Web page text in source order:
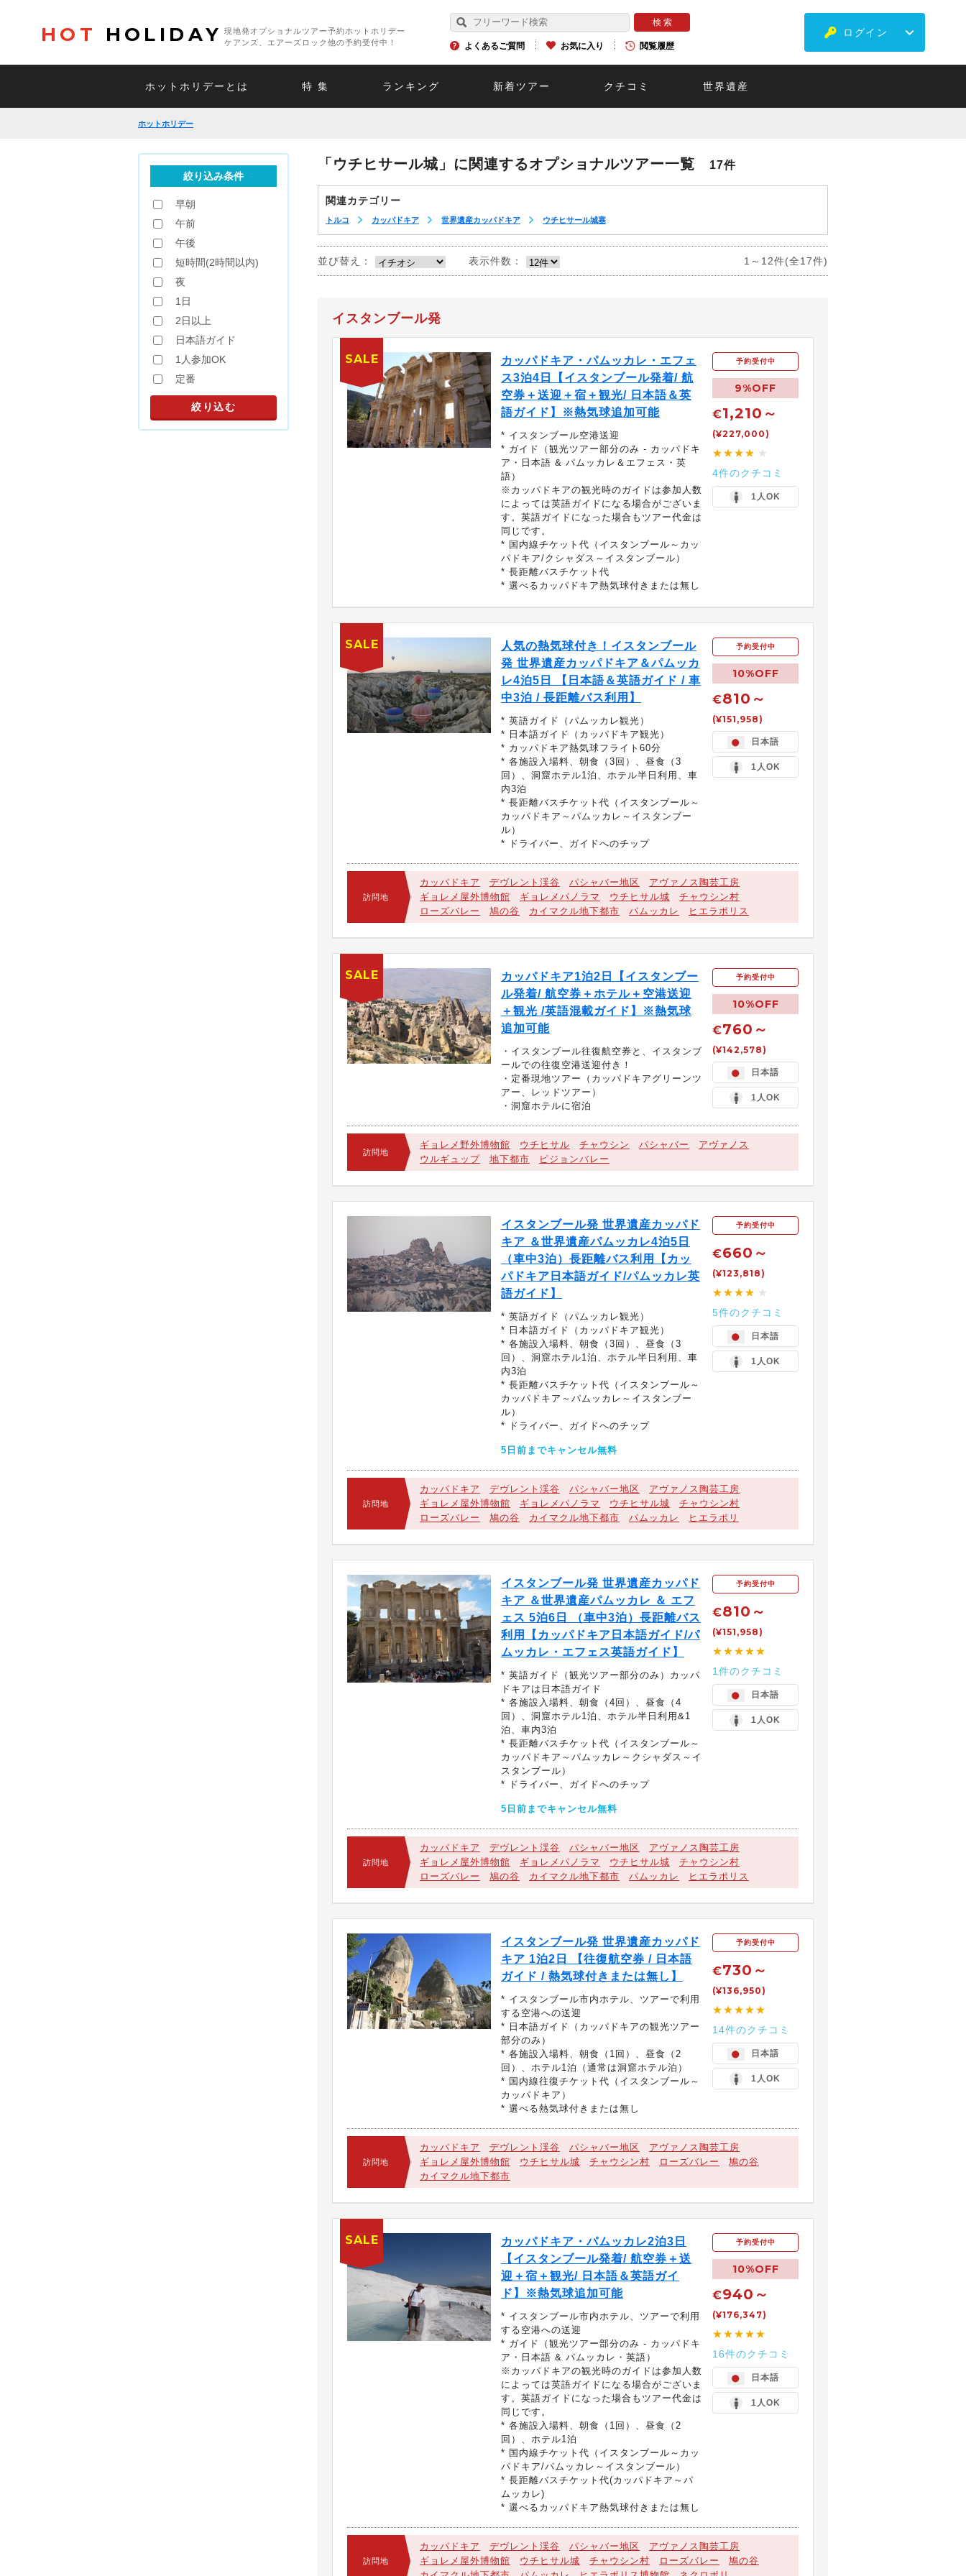
HOT HOLIDAY
現地発オプショナルツアー予約ホットホリデー
ケアンズ、エアーズロック他の予約受付中！
よくあるご質問 お気に入り 閲覧履歴
ログイン
ホットホリデーとは 特 集 ランキング 新着ツアー クチコミ 世界遺産
ホットホリデー
「ウチヒサール城」に関連するオプショナルツアー一覧 17件
関連カテゴリー
トルコ カッパドキア 世界遺産カッパドキア ウチヒサール城塞
並び替え： 表示件数： 1～12件(全17件)
イスタンブール発
カッパドキア・パムッカレ・エフェ
ス3泊4日【イスタンブール発着/ 航
空券＋送迎＋宿＋観光/ 日本語＆英
語ガイド】※熱気球追加可能
* イスタンブール空港送迎
* ガイド（観光ツアー部分のみ - カッパドキ
ア・日本語 & パムッカレ＆エフェス・英
語）
※カッパドキアの観光時のガイドは参加人数
によっては英語ガイドになる場合がございま
す。英語ガイドになった場合もツアー代金は
同じです。
* 国内線チケット代（イスタンブール～カッ
パドキア/クシャダス～イスタンブール）
* 長距離バスチケット代
* 選べるカッパドキア熱気球付きまたは無し
予約受付中
9%OFF
€1,210～
(¥227,000)
★★★★ ★
4件のクチコミ
1人OK
SALE
人気の熱気球付き！イスタンブール
発 世界遺産カッパドキア＆パムッカ
レ4泊5日 【日本語＆英語ガイド / 車
中3泊 / 長距離バス利用】
* 英語ガイド（パムッカレ観光）
* 日本語ガイド（カッパドキア観光）
* カッパドキア熱気球フライト60分
* 各施設入場料、朝食（3回）、昼食（3
回）、洞窟ホテル1泊、ホテル半日利用、車
内3泊
* 長距離バスチケット代（イスタンブール～
カッパドキア～パムッカレ～イスタンブー
ル）
* ドライバー、ガイドへのチップ
予約受付中
10%OFF
€810～
(¥151,958)
日本語
1人OK
訪問地
カッパドキア デヴレント渓谷 パシャバー地区
アヴァノス陶芸工房
ギョレメ屋外博物館
ギョレメパノラマ ウチヒサル城
チャウシン村
ローズバレー
鳩の谷 カイマクル地下都市 パムッカレ ヒエラポリス
SALE
カッパドキア1泊2日【イスタンブー
ル発着/ 航空券＋ホテル＋空港送迎
＋観光 /英語混載ガイド】※熱気球
追加可能
・イスタンブール往復航空券と、イスタンブ
ールでの往復空港送迎付き！
・定番現地ツアー（カッパドキアグリーンツ
アー、レッドツアー）
・洞窟ホテルに宿泊
予約受付中
10%OFF
€760～
(¥142,578)
日本語
1人OK
訪問地
ギョレメ野外博物館 ウチヒサル チャウシン パシャバー
アヴァノス
ウルギュップ
地下都市 ピジョンバレー
SALE
イスタンブール発 世界遺産カッパド
キア ＆世界遺産パムッカレ4泊5日
（車中3泊）長距離バス利用【カッ
パドキア日本語ガイド/パムッカレ英
語ガイド】
* 英語ガイド（パムッカレ観光）
* 日本語ガイド（カッパドキア観光）
* 各施設入場料、朝食（3回）、昼食（3
回）、洞窟ホテル1泊、ホテル半日利用、車
内3泊
* 長距離バスチケット代（イスタンブール～
カッパドキア～パムッカレ～イスタンブー
ル）
* ドライバー、ガイドへのチップ
5日前までキャンセル無料
予約受付中
€660～
(¥123,818)
★★★★ ★
5件のクチコミ
日本語
1人OK
訪問地
カッパドキア デヴレント渓谷 パシャバー地区
アヴァノス陶芸工房
ギョレメ屋外博物館
ギョレメパノラマ ウチヒサル城
チャウシン村
ローズバレー
鳩の谷 カイマクル地下都市 パムッカレ ヒエラポリ
イスタンブール発 世界遺産カッパド
キア ＆世界遺産パムッカレ ＆ エフ
ェス 5泊6日 （車中3泊）長距離バス
利用【カッパドキア日本語ガイド/パ
ムッカレ・エフェス英語ガイド】
* 英語ガイド（観光ツアー部分のみ）カッパ
ドキアは日本語ガイド
* 各施設入場料、朝食（4回）、昼食（4
回）、洞窟ホテル1泊、ホテル半日利用&1
泊、車内3泊
* 長距離バスチケット代（イスタンブール～
カッパドキア～パムッカレ～クシャダス～イ
スタンブール）
* ドライバー、ガイドへのチップ
5日前までキャンセル無料
予約受付中
€810～
(¥151,958)
★★★★★
1件のクチコミ
日本語
1人OK
訪問地
カッパドキア デヴレント渓谷 パシャバー地区
アヴァノス陶芸工房
ギョレメ屋外博物館
ギョレメパノラマ ウチヒサル城
チャウシン村
ローズバレー
鳩の谷 カイマクル地下都市 パムッカレ ヒエラポリス
イスタンブール発 世界遺産カッパド
キア 1泊2日 【往復航空券 / 日本語
ガイド / 熱気球付きまたは無し】
* イスタンブール市内ホテル、ツアーで利用
する空港への送迎
* 日本語ガイド（カッパドキアの観光ツアー
部分のみ）
* 各施設入場料、朝食（1回）、昼食（2
回）、ホテル1泊（通常は洞窟ホテル泊）
* 国内線往復チケット代（イスタンブール～
カッパドキア）
* 選べる熱気球付きまたは無し
予約受付中
€730～
(¥136,950)
★★★★★
14件のクチコミ
日本語
1人OK
訪問地
カッパドキア デヴレント渓谷 パシャバー地区
アヴァノス陶芸工房
ギョレメ屋外博物館
ウチヒサル城 チャウシン村 ローズバレー
鳩の谷
カイマクル地下都市
カッパドキア・パムッカレ2泊3日
【イスタンブール発着/ 航空券＋送
迎＋宿＋観光/ 日本語＆英語ガイ
ド】※熱気球追加可能
* イスタンブール市内ホテル、ツアーで利用
する空港への送迎
* ガイド（観光ツアー部分のみ - カッパドキ
ア・日本語 & パムッカレ・英語）
※カッパドキアの観光時のガイドは参加人数
によっては英語ガイドになる場合がございま
す。英語ガイドになった場合もツアー代金は
同じです。
* 各施設入場料、朝食（1回）、昼食（2
回）、ホテル1泊
* 国内線チケット代（イスタンブール～カッ
パドキア/パムッカレ～イスタンブール）
* 長距離バスチケット代(カッパドキア～パ
ムッカレ)
* 選べるカッパドキア熱気球付きまたは無し
予約受付中
10%OFF
€940～
(¥176,347)
★★★★★
16件のクチコミ
日本語
1人OK
訪問地
カッパドキア デヴレント渓谷 パシャバー地区
アヴァノス陶芸工房
ギョレメ屋外博物館
ウチヒサル城 チャウシン村 ローズバレー
鳩の谷
SALE
絞り込み条件
早朝
午前
午後
短時間(2時間以内)
夜
1日
2日以上
日本語ガイド
1人参加OK
定番